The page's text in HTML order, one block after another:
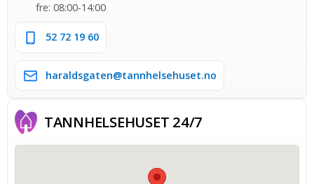
fre: 08:00-14:00
52 72 19 60
haraldsgaten@tannhelsehuset.no
TANNHELSE­HUSET 24/7